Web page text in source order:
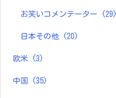
お笑いコメンテーター (29)
日本その他 (20)
欧米 (3)
中国 (35)